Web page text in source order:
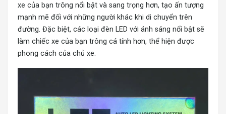
xe của bạn trông nổi bật và sang trọng hơn, tạo ấn tượng
mạnh mẽ đối với những người khác khi di chuyển trên
đường. Đặc biệt, các loại đèn LED với ánh sáng nổi bật sẽ
làm chiếc xe của bạn trông cá tính hơn, thể hiện được
phong cách của chủ xe.